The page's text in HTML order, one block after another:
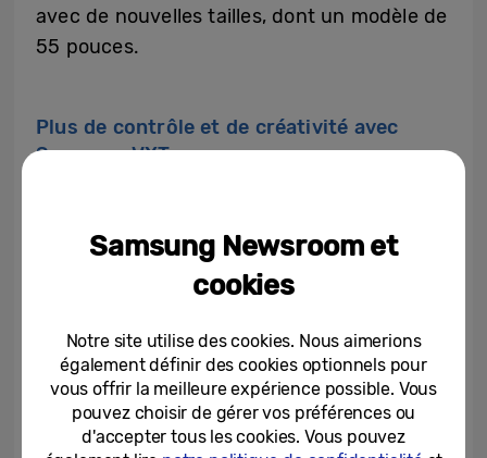
avec de nouvelles tailles, dont un modèle de
55 pouces.
Plus de contrôle et de créativité avec
Samsung VXT
nouvelles mises à jourde Samsung VXT, sa
plateforme de signalisation numérique
basée sur le cloud.[3]La mise à jour apporte
portefeuille de signalisation numérique de
Samsung,[4] y compris Spatial Signage. Les
entreprises peuvent utiliser VXT pour gérer
des écrans connectés sur plusieurs sites,
Samsung Newsroom et
cookies
Notre site utilise des cookies. Nous aimerions
également définir des cookies optionnels pour
vous offrir la meilleure expérience possible. Vous
pouvez choisir de gérer vos préférences ou
d'accepter tous les cookies. Vous pouvez